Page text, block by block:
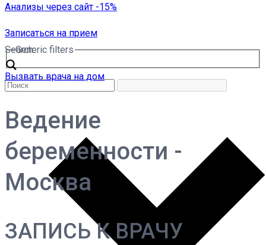
Анализы через сайт -15%
Записаться на прием
Search
Generic filters
Вызвать врача на дом
Ведение
беременности -
Москва
ЗАПИСЬ К ВРАЧУ